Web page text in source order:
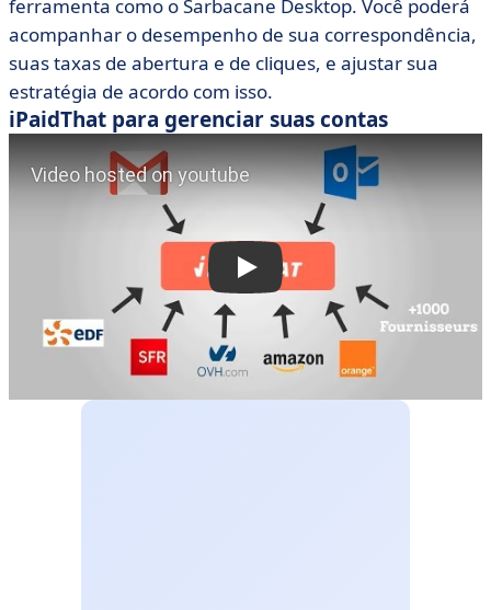
ferramenta como o Sarbacane Desktop. Você poderá
acompanhar o desempenho de sua correspondência,
suas taxas de abertura e de cliques, e ajustar sua
estratégia de acordo com isso.
iPaidThat para gerenciar suas contas